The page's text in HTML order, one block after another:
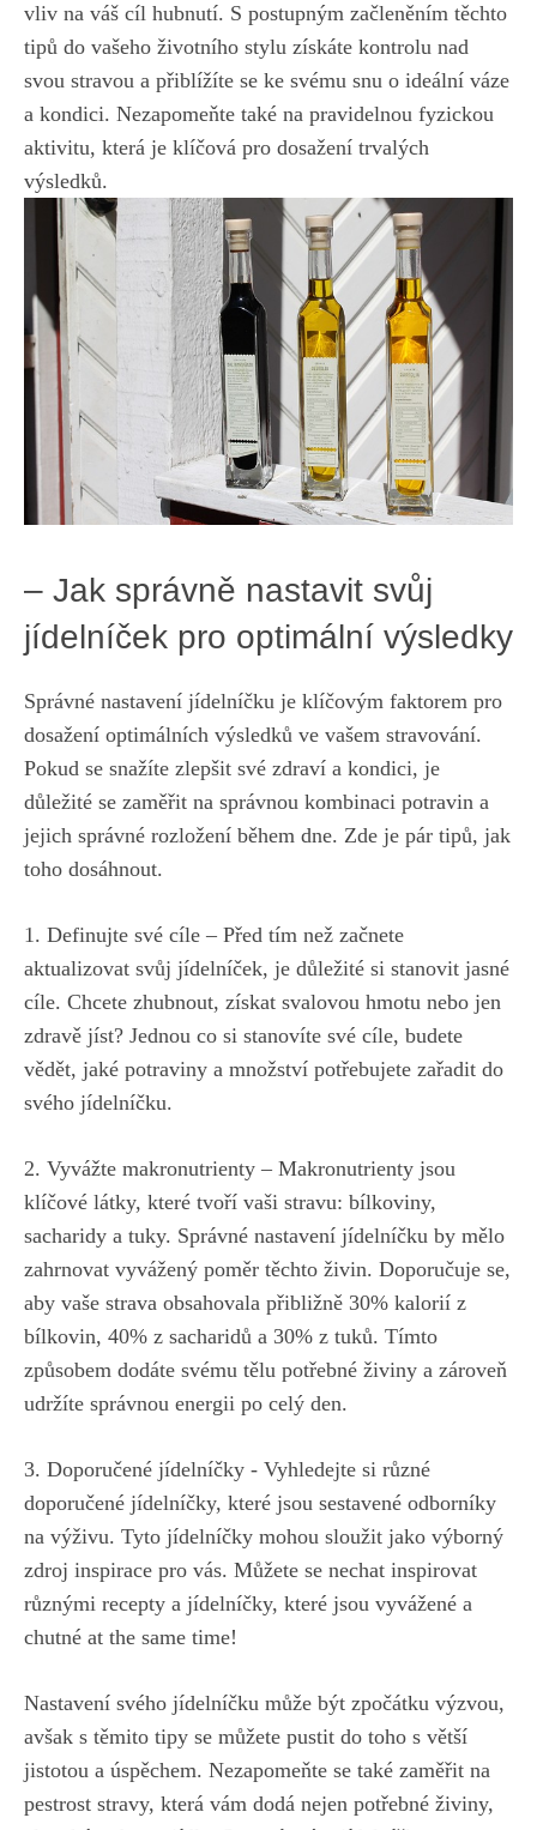
vliv ​na váš cíl ⁤hubnutí. S postupným začleněním těchto
tipů do vašeho životního stylu‌ získáte kontrolu nad
svou⁤ stravou a přiblížíte‌ se ke svému snu o ideální⁤ váze
a⁣ kondici. Nezapomeňte také na pravidelnou‍ fyzickou
aktivitu, která je klíčová ⁣pro⁤ dosažení trvalých
výsledků.
– Jak správně nastavit svůj
jídelníček pro optimální výsledky
Správné nastavení⁤ jídelníčku⁢ je klíčovým faktorem pro
dosažení optimálních výsledků ve vašem stravování.
Pokud se snažíte zlepšit své zdraví a kondici, je
důležité se⁢ zaměřit na správnou‌ kombinaci ‍potravin a
⁢jejich správné rozložení během dne. Zde je pár tipů, jak
toho dosáhnout.
1. Definujte své cíle – Před tím než začnete‌
aktualizovat svůj jídelníček, je důležité si stanovit jasné
cíle. Chcete zhubnout, získat svalovou hmotu nebo⁣ jen
zdravě‌ jíst? Jednou ‍co si stanovíte své ⁢cíle, ⁢budete
vědět, jaké potraviny‌ a množství potřebujete zařadit do
svého jídelníčku.
2. ​Vyvážte makronutrienty – Makronutrienty jsou
klíčové ⁣látky, které tvoří vaši stravu: bílkoviny,
sacharidy a tuky. Správné nastavení jídelníčku by ⁤mělo
zahrnovat vyvážený poměr těchto živin. Doporučuje se,
aby vaše strava obsahovala přibližně 30% kalorií z
bílkovin, 40% z ⁢sacharidů a 30% z tuků. Tímto
způsobem ​dodáte svému ​tělu potřebné živiny a zároveň
udržíte správnou energii po celý den.
3. Doporučené jídelníčky ⁤- Vyhledejte si různé
doporučené jídelníčky, které jsou sestavené odborníky
⁤na výživu. ‌Tyto jídelníčky mohou sloužit jako výborný
‌zdroj inspirace pro⁣ vás. Můžete se⁢ nechat inspirovat
různými⁣ recepty a jídelníčky,⁣ které jsou vyvážené a
chutné at⁤ the same time!
Nastavení svého jídelníčku může být zpočátku výzvou,
avšak s těmito tipy se můžete pustit do ​toho s větší
jistotou a úspěchem. Nezapomeňte se také zaměřit na
‌pestrost stravy, která vám dodá nejen potřebné živiny,